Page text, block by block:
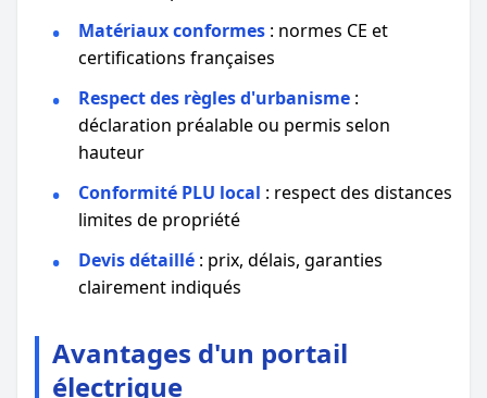
Matériaux conformes : normes CE et
certifications françaises
Respect des règles d'urbanisme :
déclaration préalable ou permis selon
hauteur
Conformité PLU local : respect des distances
limites de propriété
Devis détaillé : prix, délais, garanties
clairement indiqués
Avantages d'un portail
électrique